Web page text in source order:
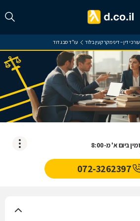
עורכי דין – דיני מקרקעין בלוד עו"ד סבג דוד
זמין ביום א' מ-8:00
072-3262397